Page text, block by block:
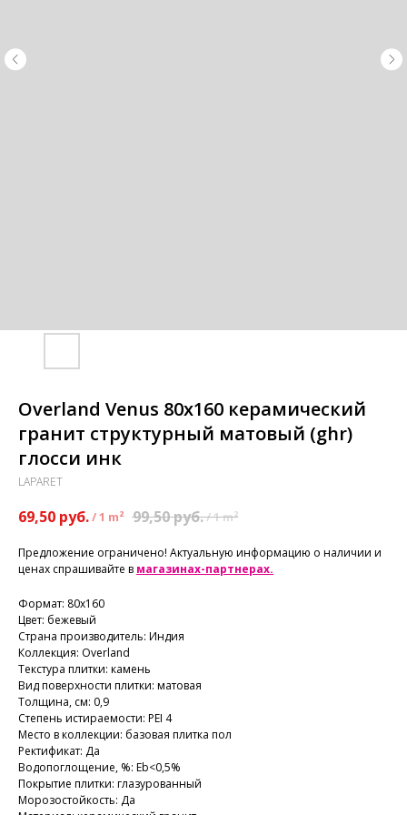
Overland Venus 80x160 керамический
гранит структурный матовый (ghr)
глосси инк
LAPARET
69,50 руб./1 m² 99,50руб./1 m²
Предложение ограничено! Актуальную информацию о наличии и
ценах спрашивайте в магазинах-партнерах.
Формат: 80х160
Цвет: бежевый
Страна производитель: Индия
Коллекция: Overland
Текстура плитки: камень
Вид поверхности плитки: матовая
Толщина, см: 0,9
Степень истираемости: PEI 4
Место в коллекции: базовая плитка пол
Ректификат: Да
Водопоглощение, %: Еb<0,5%
Покрытие плитки: глазурованный
Морозостойкость: Да